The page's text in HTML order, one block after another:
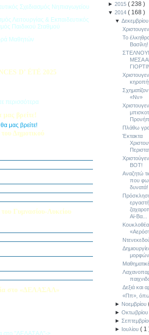
Σχεδιασμός Νηπιαγωγείου
Λειτουργίας & Εκπαιδευτικός
Παιδικού Σταθμού
Μαθητών
D’ ÉTÉ 2025
περισσότερα
μας βρείτε!
Δημοτικού
Γυμνασίου-Λυκείου
στο «ΔΕΛΑΣΑΛ»
στο "ΔΕΛΑΣΑΛ"->
► 2015 ( 238 )
▼ 2014 ( 168 )
▼
Το
Βασίλη!
ΜΕΣΑ
«Νν»
Πλάθω
Έκτακτα
BOT!
Αναζητώ
που
δυνατά!
Αϊ-Βα...
μορφών
Δεξιά και
«Ππ»,
► Νοεμβρίου
►
►
► Ιουλίου( 1